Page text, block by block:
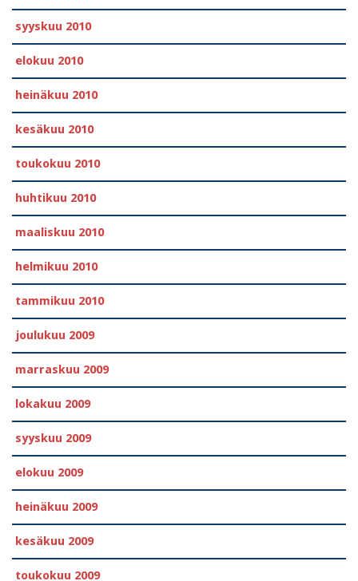
syyskuu 2010
elokuu 2010
heinäkuu 2010
kesäkuu 2010
toukokuu 2010
huhtikuu 2010
maaliskuu 2010
helmikuu 2010
tammikuu 2010
joulukuu 2009
marraskuu 2009
lokakuu 2009
syyskuu 2009
elokuu 2009
heinäkuu 2009
kesäkuu 2009
toukokuu 2009